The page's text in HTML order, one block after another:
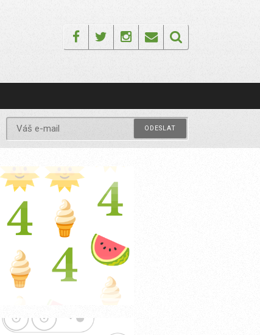
FacebookTwitterInstagram
Email